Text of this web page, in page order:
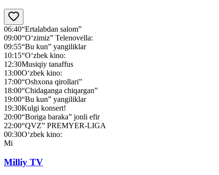
06:40“Ertalabdan salom”
09:00“O‘zimiz” Telenovella:
09:55“Bu kun” yangiliklar
10:15“O‘zbek kino:
12:30Musiqiy tanaffus
13:00O‘zbek kino:
17:00“Oshxona qirollari”
18:00“Chidaganga chiqargan”
19:00“Bu kun” yangiliklar
19:30Kulgi konsert!
20:00“Boriga baraka” jonli efir
22:00“QVZ” PREMYER-LIGA
00:30O‘zbek kino:
Mi
Milliy TV